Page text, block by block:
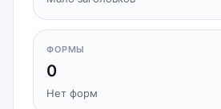
ФОРМЫ
0
Нет форм